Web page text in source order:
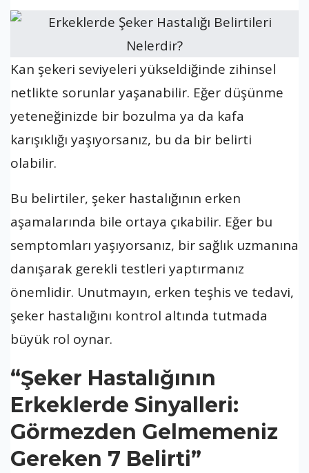
Kan şekeri seviyeleri yükseldiğinde zihinsel
netlikte sorunlar yaşanabilir. Eğer düşünme
yeteneğinizde bir bozulma ya da kafa
karışıklığı yaşıyorsanız, bu da bir belirti
olabilir.
Bu belirtiler, şeker hastalığının erken
aşamalarında bile ortaya çıkabilir. Eğer bu
semptomları yaşıyorsanız, bir sağlık uzmanına
danışarak gerekli testleri yaptırmanız
önemlidir. Unutmayın, erken teşhis ve tedavi,
şeker hastalığını kontrol altında tutmada
büyük rol oynar.
“Şeker Hastalığının
Erkeklerde Sinyalleri:
Görmezden Gelmemeniz
Gereken 7 Belirti”